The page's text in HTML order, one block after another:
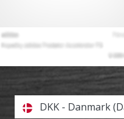
DKK - Danmark